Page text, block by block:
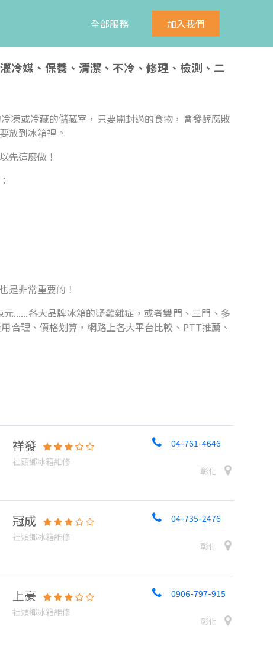
全部服務 加入我們
冷媒、保養、清潔、不冷、修理、檢測、二
凍或冷藏的儲藏室，只要開封過的食物，會發酵腐敗
放到冰箱裡。
先這麼做！
是非常重要的！
......各大品牌冰箱的疑難雜症，或者雙門、三門、多
合理、價格划算，網路上各大平台比較、PTT推薦、
祥發
社頭鄉冰箱維修
04-761-4646
彰化
冠成
社頭鄉冰箱維修
04-735-2476
彰化
上豪
社頭鄉冰箱維修
0906-797-915
彰化